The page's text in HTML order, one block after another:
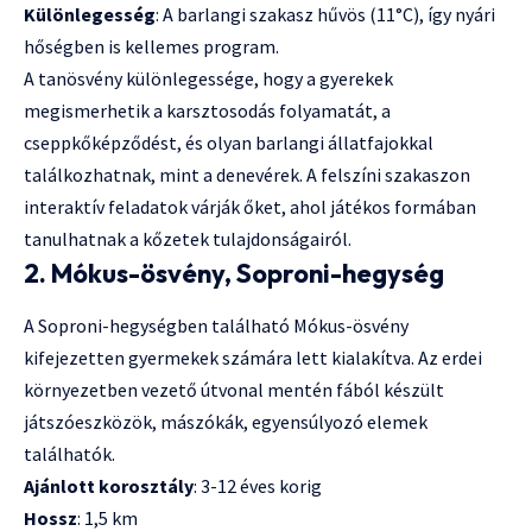
Különlegesség: A barlangi szakasz hűvös (11°C), így nyári
hőségben is kellemes program.
A tanösvény különlegessége, hogy a gyerekek
megismerhetik a karsztosodás folyamatát, a
cseppkőképződést, és olyan barlangi állatfajokkal
találkozhatnak, mint a denevérek. A felszíni szakaszon
interaktív feladatok várják őket, ahol játékos formában
tanulhatnak a kőzetek tulajdonságairól.
2. Mókus-ösvény, Soproni-hegység
A Soproni-hegységben található Mókus-ösvény
kifejezetten gyermekek számára lett kialakítva. Az erdei
környezetben vezető útvonal mentén fából készült
játszóeszközök, mászókák, egyensúlyozó elemek
találhatók.
Ajánlott korosztály: 3-12 éves korig
Hossz: 1,5 km